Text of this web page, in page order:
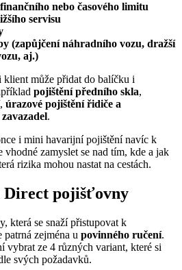
nebo časového limitu
servisu
(zapůjčení náhradního vozu, dražší
aj.)
klient může přidat do balíčku i
pojištění předního skla,
, úrazové pojištění řidiče a
.
i mini havarijní pojištění navíc k
vhodné zamyslet se nad tím, kde a jak
rizika mohou nastat na cestách.
Direct pojišťovny
která se snaží přistupovat k
zejména u povinného ručení.
vybrat ze 4 různých variant, které si
svých požadavků.